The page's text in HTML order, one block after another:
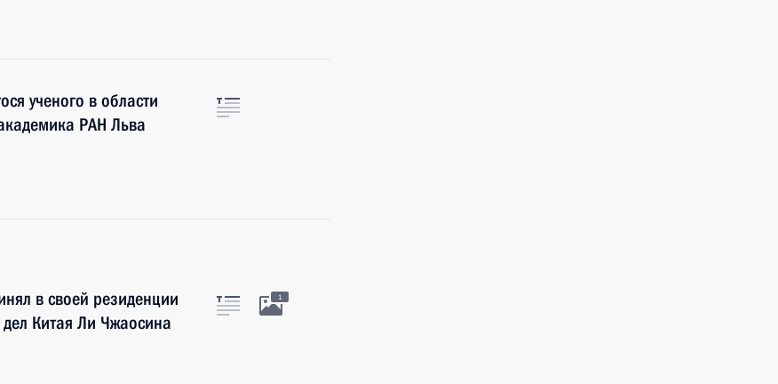
ученого в области
РАН Льва
в своей резиденции
Китая Ли Чжаосина
1